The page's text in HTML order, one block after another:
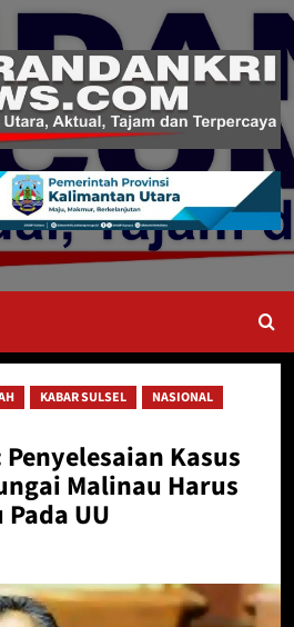
KABAR SULSEL
NASIONAL
Kasus
Malinau Harus
UU